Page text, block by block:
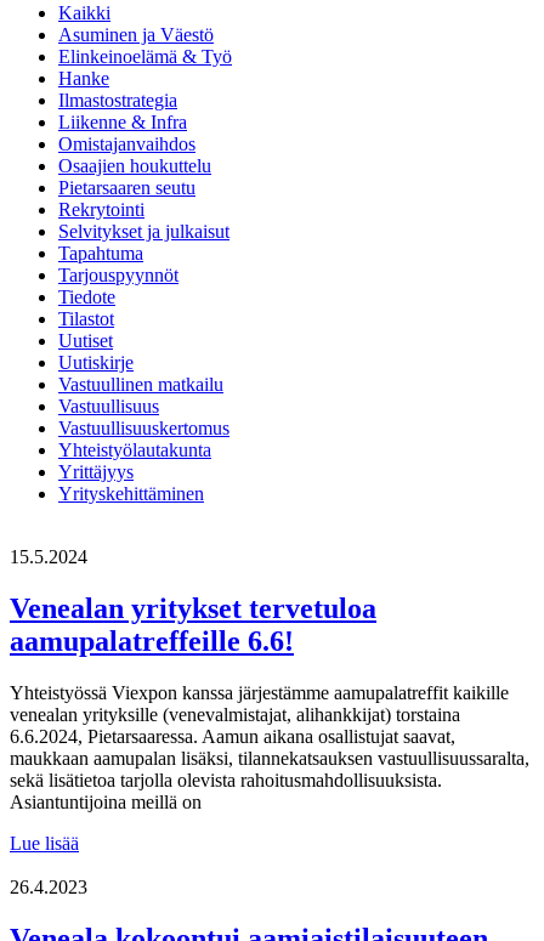
Kaikki
Asuminen ja Väestö
Elinkeinoelämä & Työ
Hanke
Ilmastostrategia
Liikenne & Infra
Omistajanvaihdos
Osaajien houkuttelu
Pietarsaaren seutu
Rekrytointi
Selvitykset ja julkaisut
Tapahtuma
Tarjouspyynnöt
Tiedote
Tilastot
Uutiset
Uutiskirje
Vastuullinen matkailu
Vastuullisuus
Vastuullisuuskertomus
Yhteistyölautakunta
Yrittäjyys
Yrityskehittäminen
15.5.2024
Venealan yritykset tervetuloa
aamupalatreffeille 6.6!
Yhteistyössä Viexpon kanssa järjestämme aamupalatreffit kaikille
venealan yrityksille (venevalmistajat, alihankkijat) torstaina
6.6.2024, Pietarsaaressa. Aamun aikana osallistujat saavat,
maukkaan aamupalan lisäksi, tilannekatsauksen vastuullisuussaralta,
sekä lisätietoa tarjolla olevista rahoitusmahdollisuuksista.
Asiantuntijoina meillä on
Lue lisää
tervetuloa
6.6!
26.4.2023